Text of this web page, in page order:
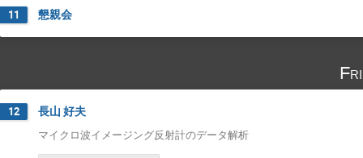
11 懇親会
12 長山 好夫
マイクロ波イメージング反射計のデータ解析